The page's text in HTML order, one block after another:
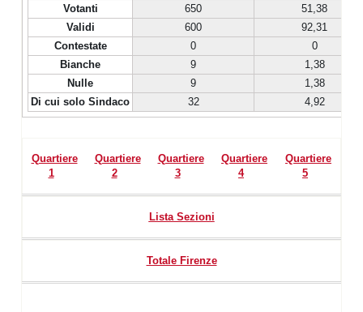
Votanti
650
51,38
Validi
600
92,31
Contestate
0
0
Bianche
9
1,38
Nulle
9
1,38
Di cui solo Sindaco
32 4,92
Quartiere
1
Quartiere
2
Quartiere
3
Quartiere
4
Quartiere
5
Lista Sezioni
Totale Firenze